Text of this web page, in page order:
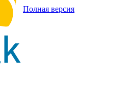
Полная версия